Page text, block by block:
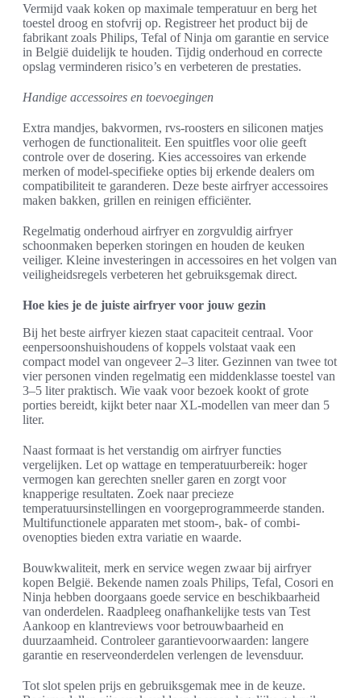
Vermijd vaak koken op maximale temperatuur en berg het
toestel droog en stofvrij op. Registreer het product bij de
fabrikant zoals Philips, Tefal of Ninja om garantie en service
in België duidelijk te houden. Tijdig onderhoud en correcte
opslag verminderen risico’s en verbeteren de prestaties.
Handige accessoires en toevoegingen
Extra mandjes, bakvormen, rvs-roosters en siliconen matjes
verhogen de functionaliteit. Een spuitfles voor olie geeft
controle over de dosering. Kies accessoires van erkende
merken of model-specifieke opties bij erkende dealers om
compatibiliteit te garanderen. Deze beste airfryer accessoires
maken bakken, grillen en reinigen efficiënter.
Regelmatig onderhoud airfryer en zorgvuldig airfryer
schoonmaken beperken storingen en houden de keuken
veiliger. Kleine investeringen in accessoires en het volgen van
veiligheidsregels verbeteren het gebruiksgemak direct.
Hoe kies je de juiste airfryer voor jouw gezin
Bij het beste airfryer kiezen staat capaciteit centraal. Voor
eenpersoonshuishoudens of koppels volstaat vaak een
compact model van ongeveer 2–3 liter. Gezinnen van twee tot
vier personen vinden regelmatig een middenklasse toestel van
3–5 liter praktisch. Wie vaak voor bezoek kookt of grote
porties bereidt, kijkt beter naar XL-modellen van meer dan 5
liter.
Naast formaat is het verstandig om airfryer functies
vergelijken. Let op wattage en temperatuurbereik: hoger
vermogen kan gerechten sneller garen en zorgt voor
knapperige resultaten. Zoek naar precieze
temperatuursinstellingen en voorgeprogrammeerde standen.
Multifunctionele apparaten met stoom-, bak- of combi-
ovenopties bieden extra variatie en waarde.
Bouwkwaliteit, merk en service wegen zwaar bij airfryer
kopen België. Bekende namen zoals Philips, Tefal, Cosori en
Ninja hebben doorgaans goede service en beschikbaarheid
van onderdelen. Raadpleeg onafhankelijke tests van Test
Aankoop en klantreviews voor betrouwbaarheid en
duurzaamheid. Controleer garantievoorwaarden: langere
garantie en reserveonderdelen verlengen de levensduur.
Tot slot spelen prijs en gebruiksgemak mee in de keuze.